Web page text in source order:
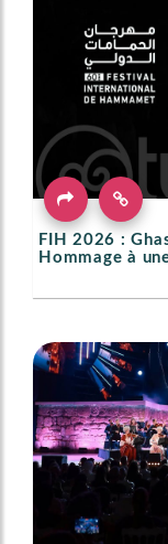
FIH 2026 :
Hommage à